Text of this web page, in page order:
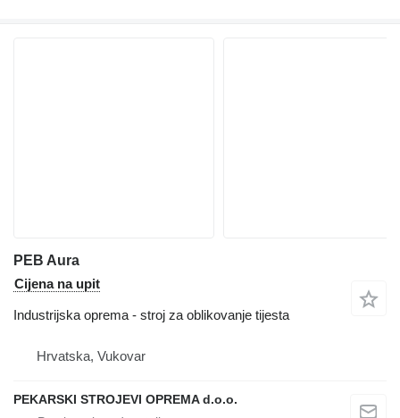
PEB Aura
Cijena na upit
Industrijska oprema - stroj za oblikovanje tijesta
Hrvatska, Vukovar
PEKARSKI STROJEVI OPREMA d.o.o.